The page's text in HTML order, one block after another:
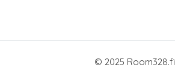
© 2025 Room328.fi